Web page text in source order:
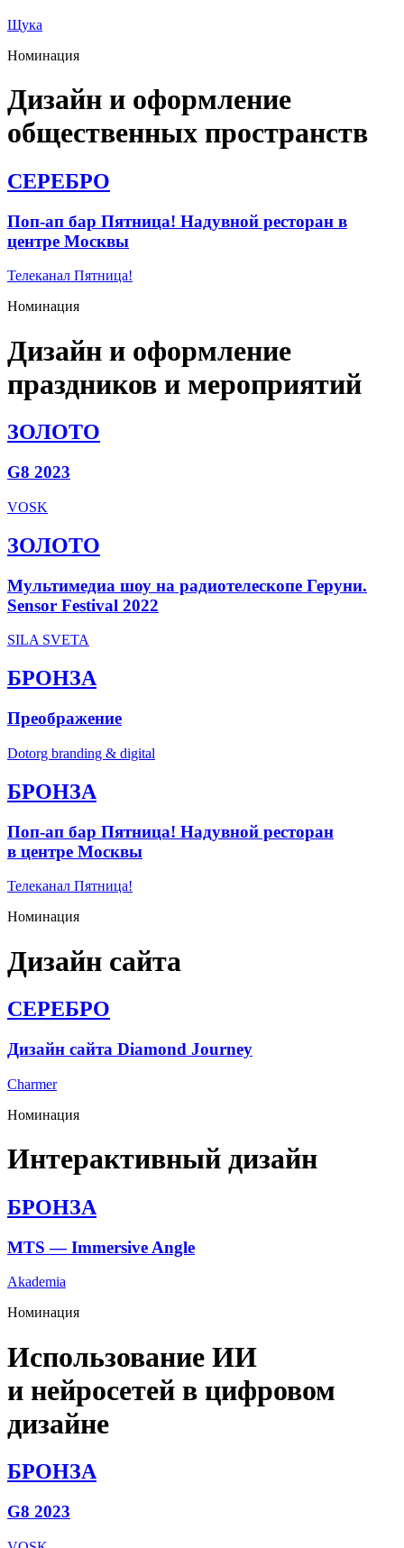
Щука
Номинация
Дизайн и оформление
общественных пространств
СЕРЕБРО
Поп-ап бар Пятница! Надувной ресторан в
центре Москвы
Телеканал Пятница!
Номинация
Дизайн и оформление
праздников и мероприятий
ЗОЛОТО
G8 2023
VOSK
ЗОЛОТО
Мультимедиа шоу на радиотелескопе Геруни.
Sensor Festival 2022
SILA SVETA
БРОНЗА
Преображение
Dotorg branding & digital
БРОНЗА
Поп-ап бар Пятница! Надувной ресторан
в центре Москвы
Телеканал Пятница!
Номинация
Дизайн сайта
СЕРЕБРО
Дизайн сайта Diamond Journey
Charmer
Номинация
Интерактивный дизайн
БРОНЗА
MTS — Immersive Angle
Akademia
Номинация
Использование ИИ
и нейросетей в цифровом
дизайне
БРОНЗА
G8 2023